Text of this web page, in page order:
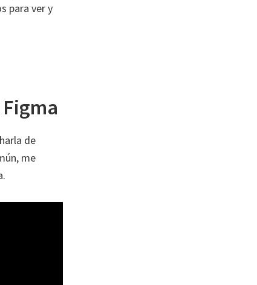
para ver y
de
me